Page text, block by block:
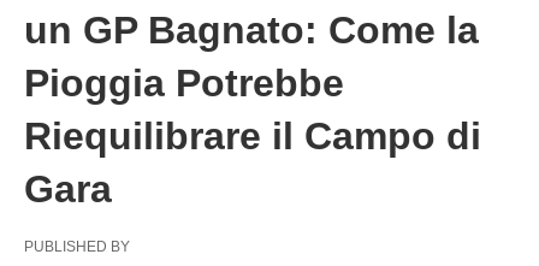
potrebbe-
riequilibrare-
campo-
gara/amp/
un GP Bagnato: Come la
Pioggia Potrebbe
Riequilibrare il Campo di
Gara
PUBLISHED BY